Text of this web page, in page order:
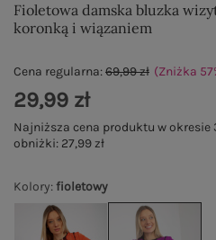
Fioletowa damska bluzka
koronką i wiązaniem
Kolory:fioletowy
Cena regularna:69,99 zł (Zniżka 57
29,99 zł
Najniższa cena produktu w okresie
obniżki: 27,99 zł